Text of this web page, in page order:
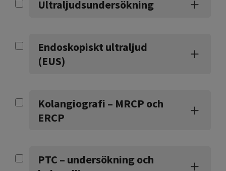
Ultraljudsundersökning
Endoskopiskt ultraljud
(EUS)
Kolangiografi – MRCP och
ERCP
PTC – undersökning och